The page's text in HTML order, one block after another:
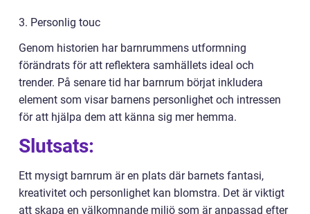
3. Personlig touc
Genom historien har barnrummens utformning
förändrats för att reflektera samhällets ideal och
trender. På senare tid har barnrum börjat inkludera
element som visar barnens personlighet och intressen
för att hjälpa dem att känna sig mer hemma.
Slutsats:
Ett mysigt barnrum är en plats där barnets fantasi,
kreativitet och personlighet kan blomstra. Det är viktigt
att skapa en välkomnande miljö som är anpassad efter